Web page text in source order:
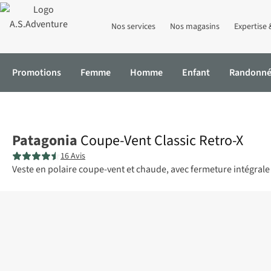
Nos services Nos magasins Expertise
Promotions Femme Homme Enfant
Patagonia Coupe-Vent Classic Retro-X
16 Avis
Veste en polaire coupe-vent et chaude, avec fermeture